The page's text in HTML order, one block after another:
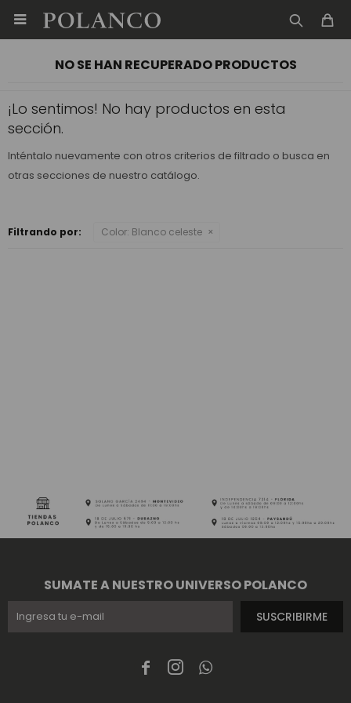

NO SE HAN RECUPERADO PRODUCTOS
¡Lo sentimos! No hay productos en esta
sección.
Inténtalo nuevamente con otros criterios de filtrado o busca en
otras secciones de nuestro catálogo.
Filtrando por: Color: Blanco celeste
  
SUMATE A NUESTRO UNIVERSO POLANCO
SUSCRIBIRME